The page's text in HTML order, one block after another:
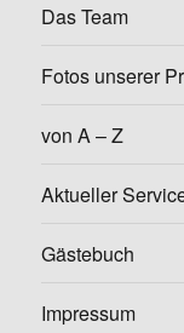
Das Team
Fotos unserer
von A – Z
Aktueller
Gästebuch
Impressum